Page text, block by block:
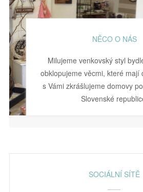
NĚCO O NÁS
Milujeme venkovský styl
obklopujeme věcmi, které mají
s Vámi zkrášlujeme domovy
Slovenské
SOCIÁLNÍ SÍTĚ